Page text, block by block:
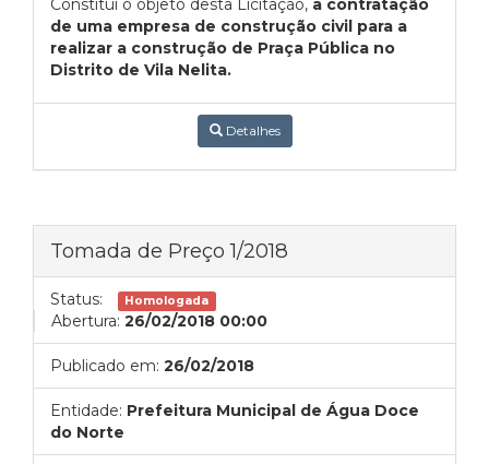
Constitui o objeto desta Licitação, a contratação
de uma empresa de construção civil para a
realizar a construção de Praça Pública no
Distrito de Vila Nelita.
Detalhes
Tomada de Preço 1/2018
Status: Homologada
Abertura: 26/02/2018 00:00
Publicado em: 26/02/2018
Entidade: Prefeitura Municipal de Água Doce
do Norte